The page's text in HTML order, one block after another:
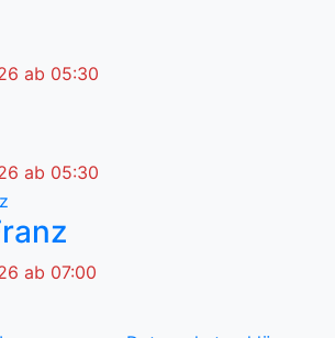
ab 05:30
ab 05:30
ab 07:00